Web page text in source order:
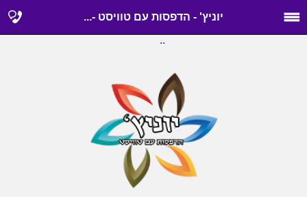
יוניץ' - הדפסות עם טוויסט -...
..